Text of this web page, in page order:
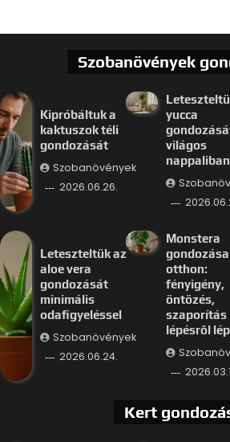
Szobanövények
Kipróbáltuk a
kaktuszok téli
gondozását
Szobanövények
2026.06.26.
yucca
világos
nappaliban
Leteszteltük az
aloe vera
gondozását
minimális
odafigyeléssel
Szobanövények
2026.06.24.
Monstera
gondozása
otthon:
fényigény,
öntözés,
szaporítás
lépésről
Kert